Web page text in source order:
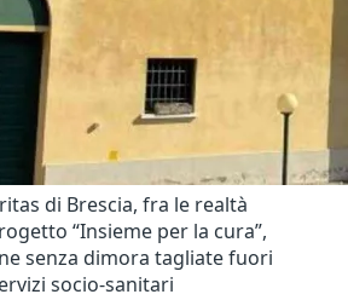
di Brescia, fra le realtà
“Insieme per la cura”,
senza dimora tagliate fuori
socio-sanitari